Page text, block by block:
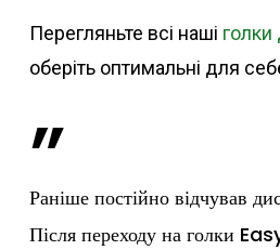
Перегляньте всі наші голки
оберіть оптимальні для
”
Раніше постійно відчував
Після переходу на голки